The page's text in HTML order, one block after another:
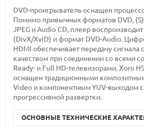
DVD-проигрыватель оснащен
Помимо привычных форматов DVD,
JPEG и Audio CD, плеер
(DivX/XviD) и формат DVD-Audio.
HDMI обеспечивает передачу
качеством при соединении со всеми
Ready- и Full HD-телевизорами. Xoro
оснащен традиционными
Video и компонентным YUV-выходом
прогрессивной развертки.
ОСНОВНЫЕ ТЕХНИЧЕСКИЕ